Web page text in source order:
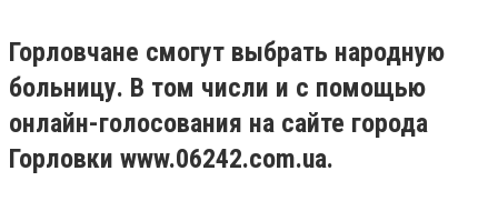
Горловчане смогут выбрать народную
больницу. В том числи и с помощью
онлайн-голосования на сайте города
Горловки www.06242.com.ua.